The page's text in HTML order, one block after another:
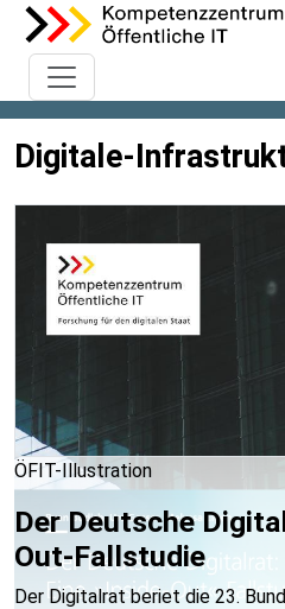
Digitale-
ÖFIT-Illustration
Der Deutsche
Out-Fallstudie
Der Digitalrat beriet die 23.